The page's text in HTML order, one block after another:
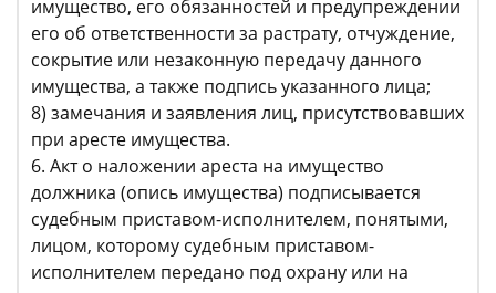
имущество, его обязанностей и предупреждении
его об ответственности за растрату, отчуждение,
сокрытие или незаконную передачу данного
имущества, а также подпись указанного лица;
8) замечания и заявления лиц, присутствовавших
при аресте имущества.
6. Акт о наложении ареста на имущество
должника (опись имущества) подписывается
судебным приставом-исполнителем, понятыми,
лицом, которому судебным приставом-
исполнителем передано под охрану или на